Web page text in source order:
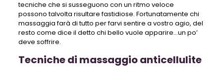
tecniche che si susseguono con un ritmo veloce
possono talvolta risultare fastidiose. Fortunatamente chi
massaggia farà di tutto per farvi sentire a vostro agio, del
resto come dice il detto chi bello vuole apparire…un po’
deve soffrire.
Tecniche di massaggio anticellulite